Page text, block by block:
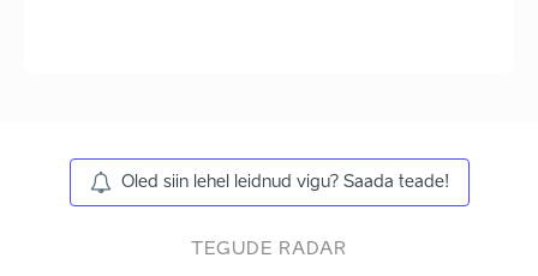
Oled siin lehel leidnud vigu? Saada teade!
TEGUDE RADAR